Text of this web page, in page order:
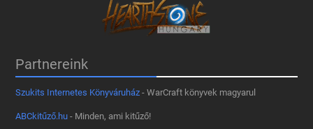
Partnereink
Szukits Internetes Könyváruház - WarCraft könyvek magyarul
ABCkitűző.hu - Minden, ami kitűző!